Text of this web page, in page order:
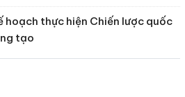
hoạch thực hiện Chiến lược quốc
tạo